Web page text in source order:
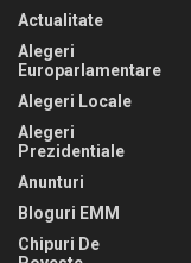
Actualitate
Alegeri
Europarlamentare
Alegeri Locale
Alegeri
Prezidentiale
Anunturi
Bloguri EMM
Chipuri De